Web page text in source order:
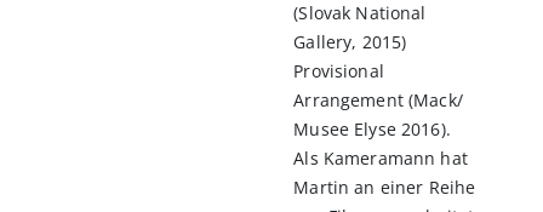
(Slovak National
Gallery, 2015)
Provisional
Arrangement (Mack/
Musee Elyse 2016).
Als Kameramann hat
Martin an einer Reihe